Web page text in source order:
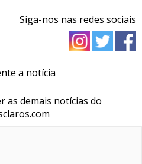
Siga-nos nas redes sociais
a notícia
as demais notícias do